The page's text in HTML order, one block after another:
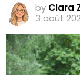
by Clara
3 août